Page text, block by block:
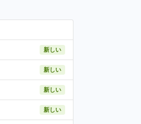
新しい
新しい
新しい
新しい